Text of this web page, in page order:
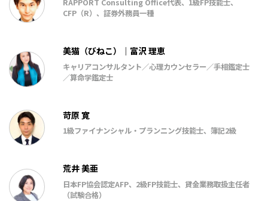
RAPPORT Consulting Office代表、1級FP技能士、
CFP（R）、証券外務員一種
美猫（びねこ）｜富沢 理恵
キャリアコンサルタント／心理カウンセラー／手相鑑定士
／算命学鑑定士
苛原 寛
1級ファイナンシャル・プランニング技能士、簿記2級
荒井 美亜
日本FP協会認定AFP、2級FP技能士、貸金業務取扱主任者
（試験合格）